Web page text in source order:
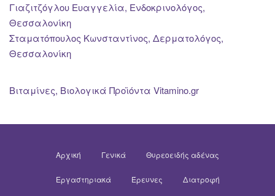
Γιαζιτζόγλου Ευαγγελία, Ενδοκρινολόγος,
Θεσσαλονίκη
Σταματόπουλος Κωνσταντίνος, Δερματολόγος,
Θεσσαλονίκη
Βιταμίνες, Βιολογικά Προϊόντα Vitamino.gr
Αρχική Γενικά Θυρεοειδής αδένας
Εργαστηριακά Έρευνες Διατροφή